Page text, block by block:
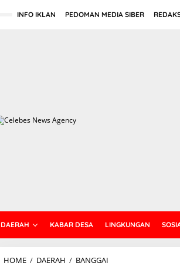
INFO IKLAN PEDOMAN MEDIA SIBER
DAERAH KABAR DESA LINGKUNGAN
HOME / DAERAH / BANGGAI